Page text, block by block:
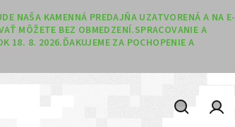
NAŠA KAMENNÁ PREDAJŇA UZATVORENÁ A NA E-
MÔŽETE BEZ OBMEDZENÍ.SPRACOVANIE A
18. 8. 2026.ĎAKUJEME ZA POCHOPENIE A